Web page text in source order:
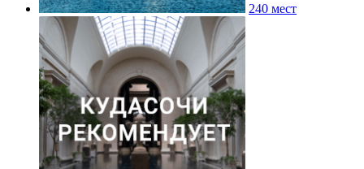
240 мест